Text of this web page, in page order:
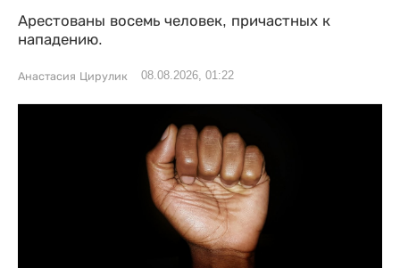
Арестованы восемь человек, причастных к
нападению.
Анастасия Цирулик 08.08.2026, 01:22